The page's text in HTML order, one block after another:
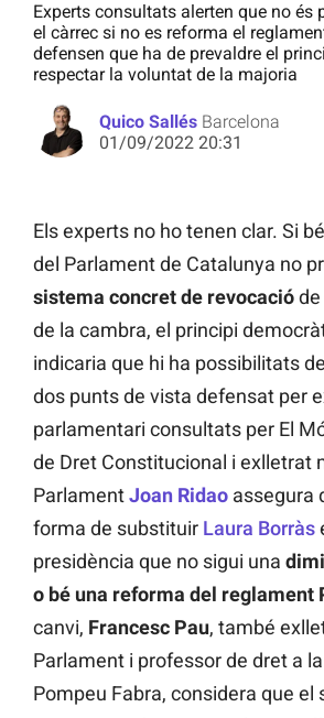
Experts consultats alerten que no és
el càrrec si no es reforma el
defensen que ha de prevaldre el
respectar la voluntat de la majoria
Quico Sallés Barcelona
01/09/2022 20:31
Els experts no ho tenen clar. Si
del Parlament de Catalunya no
sistema concret de revocació
de la cambra, el principi
indicaria que hi ha possibilitats
dos punts de vista defensat per
parlamentari consultats per El
de Dret Constitucional i exlletrat
ParlamentJoan Ridao assegura
forma de substituir Laura Borràs
presidència que no sigui una
o bé una reforma del reglament
canvi, Francesc Pau, també
Parlament i professor de dret a
Pompeu Fabra, considera que el